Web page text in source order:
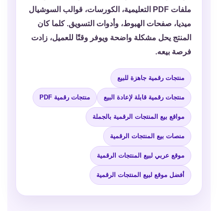
ملفات PDF التعليمية، الكورسات، قوالب السوشيال
ميديا، صفحات الهبوط، وأدوات التسويق. كلما كان
المنتج يحل مشكلة واضحة ويوفر وقتًا للعميل، زادت
فرصة بيعه.
منتجات رقمية جاهزة للبيع
منتجات رقمية قابلة لإعادة البيع منتجات رقمية PDF
مواقع بيع المنتجات الرقمية بالجملة
منصات بيع المنتجات الرقمية
موقع عربي لبيع المنتجات الرقمية
أفضل موقع لبيع المنتجات الرقمية